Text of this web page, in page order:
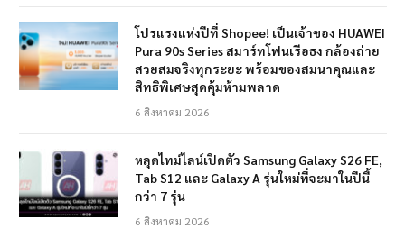
โปรแรงแห่งปีที่ Shopee! เป็นเจ้าของ HUAWEI
Pura 90s Series สมาร์ทโฟนเรือธง กล้องถ่าย
สวยสมจริงทุกระยะ พร้อมของสมนาคุณและ
สิทธิพิเศษสุดคุ้มห้ามพลาด
6 สิงหาคม 2026
หลุดไทม์ไลน์เปิดตัว Samsung Galaxy S26 FE,
Tab S12 และ Galaxy A รุ่นใหม่ที่จะมาในปีนี้
กว่า 7 รุ่น
6 สิงหาคม 2026